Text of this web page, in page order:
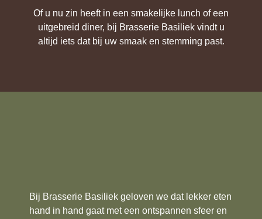
Of u nu zin heeft in een smakelijke lunch of een
uitgebreid diner, bij Brasserie Basiliek vindt u
altijd iets dat bij uw smaak en stemming past.
Bij Brasserie Basiliek geloven we dat lekker eten
hand in hand gaat met een ontspannen sfeer en